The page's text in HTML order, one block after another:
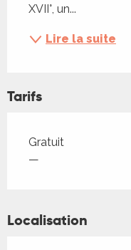
XVII°, un...
Lire la suite
Tarifs
Tarifs 2026
Gratuit
—
Localisation